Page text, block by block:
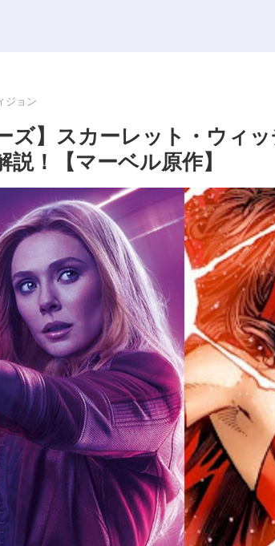
ジョン
ズ】スカーレット・ウィ
！【マーベル原作】